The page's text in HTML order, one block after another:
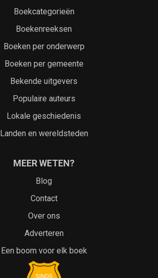
Boekcategorieën
Boekenreeksen
Boeken per onderwerp
Boeken per gemeente
Bekende uitgevers
Populaire auteurs
Lokale geschiedenis
Landen en wereldsteden
MEER WETEN?
Blog
Contact
Over ons
Adverteren
Een boom voor elk boek